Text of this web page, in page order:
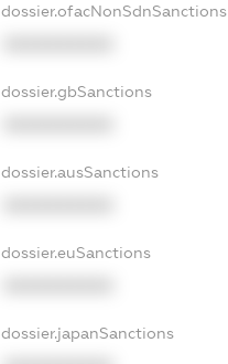
dossier.ofacNonSdnSanctions
dossier.gbSanctions
dossier.ausSanctions
dossier.euSanctions
dossier.japanSanctions